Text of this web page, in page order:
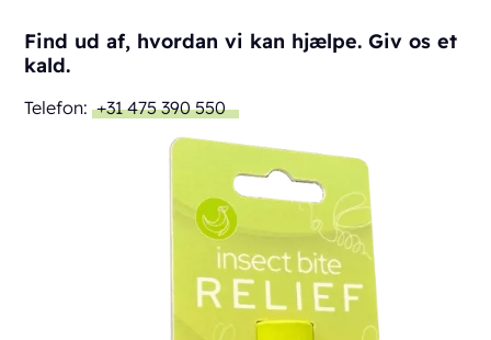
Find ud af, hvordan vi kan hjælpe. Giv os et
kald.
Telefon: +31 475 390 550